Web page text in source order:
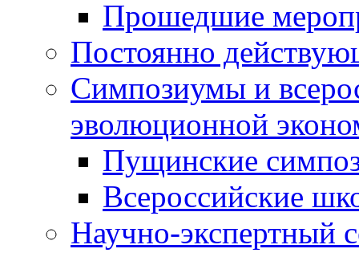
Прошедшие
Постоянно
Симпозиумы и
эволюционной
Пущинские
Всероссийские
Научно-экспертный